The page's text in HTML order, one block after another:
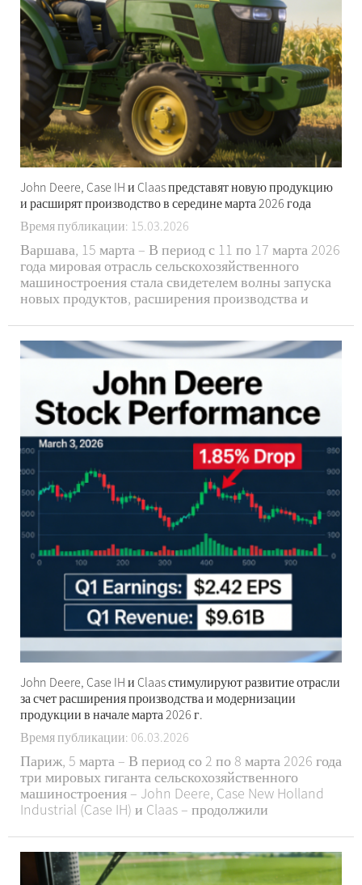
John Deere, Case IH и Claas представят новую продукцию
и расширят производство в середине марта 2026 года
Время публикации: 15.03.2026
Варшава, 15 марта – В период с 11 по 17 марта 2026
года мировая отрасль сельскохозяйственного
машиностроения стала свидетелем волны запуска
новых продуктов, расширения производства и
гигантов – John Deere, Case New Holland Industrial
(Case IH) и Claas. Как...
John Deere, Case IH и Claas стимулируют развитие отрасли
за счет расширения производства и модернизации
продукции в начале марта 2026 г.
Время публикации: 06.03.2026
Париж, 5 марта – В период со 2 по 8 марта 2026 года
три мировых гиганта сельскохозяйственного
машиностроения – John Deere, Case New Holland
Industrial (Case IH) и Claas – продолжили
помощью ряда стратегических шагов, включая
расширение производственных мощностей,
увеличение производства...